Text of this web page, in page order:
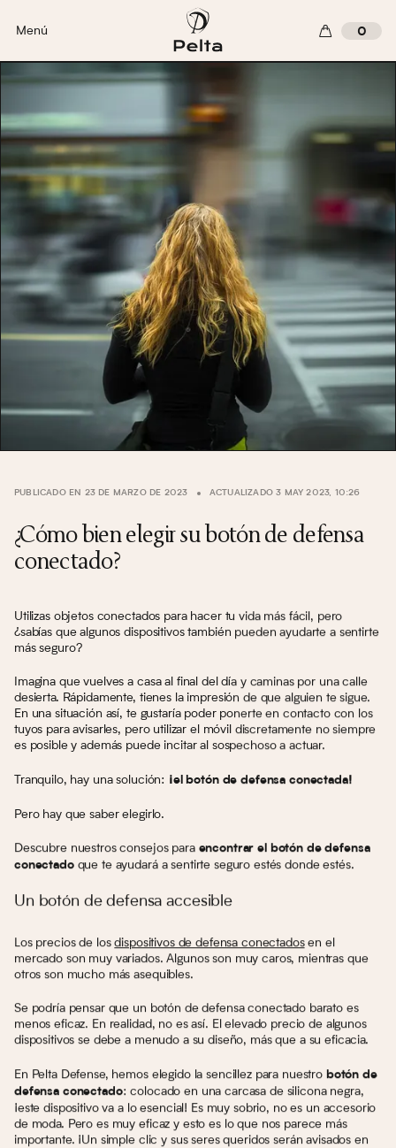
Menú 0
PUBLICADO EN 23 DE MARZO DE 2023 ACTUALIZADO 3 MAY 2023, 10:26
¿Cómo bien elegir su botón de defensa
conectado?
Utilizas objetos conectados para hacer tu vida más fácil, pero
¿sabías que algunos dispositivos también pueden ayudarte a sentirte
más seguro?
Imagina que vuelves a casa al final del día y caminas por una calle
desierta. Rápidamente, tienes la impresión de que alguien te sigue.
En una situación así, te gustaría poder ponerte en contacto con los
tuyos para avisarles, pero utilizar el móvil discretamente no siempre
es posible y además puede incitar al sospechoso a actuar.
Tranquilo, hay una solución: ¡el botón de defensa conectada!
Pero hay que saber elegirlo.
Descubre nuestros consejos para encontrar el botón de defensa
conectadoque te ayudará a sentirte seguro estés donde estés.
Un botón de defensa accesible
Los precios de losdispositivos de defensa conectadosen el
mercado son muy variados. Algunos son muy caros, mientras que
otros son mucho más asequibles.
Se podría pensar que un botón de defensa conectado barato es
menos eficaz. En realidad, no es así. El elevado precio de algunos
dispositivos se debe a menudo a su diseño, más que a su eficacia.
En Pelta Defense, hemos elegido la sencillez para nuestro botón de
defensa conectado: colocado en una carcasa de silicona negra,
¡este dispositivo va a lo esencial! Es muy sobrio, no es un accesorio
de moda. Pero es muy eficaz y esto es lo que nos parece más
importante. ¡Un simple clic y sus seres queridos serán avisados en